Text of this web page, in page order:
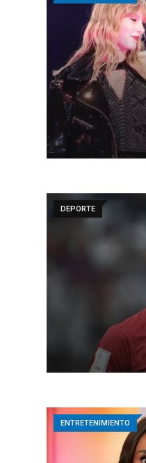
DEPORTE
ENTRETENIMIENTO